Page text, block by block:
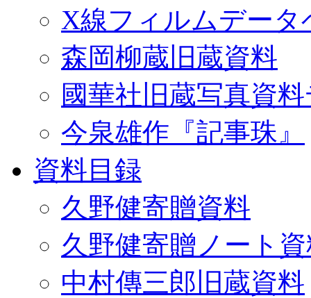
X線フィルムデータ
森岡柳蔵旧蔵資料
國華社旧蔵写真資
今泉雄作『記事珠』
資料目録
久野健寄贈資料
久野健寄贈ノート
中村傳三郎旧蔵資料